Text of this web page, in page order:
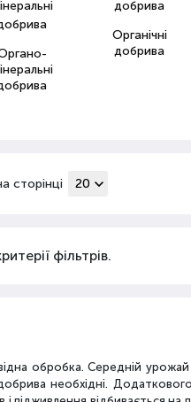
Органічні
добрива
сторінці
фільтрів.
обробка. Середній
необхідні.